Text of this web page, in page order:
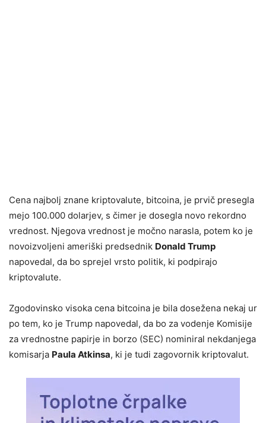
Cena najbolj znane kriptovalute, bitcoina, je prvič presegla
mejo 100.000 dolarjev, s čimer je dosegla novo rekordno
vrednost. Njegova vrednost je močno narasla, potem ko je
novoizvoljeni ameriški predsednik Donald Trump
napovedal, da bo sprejel vrsto politik, ki podpirajo
kriptovalute.
Zgodovinsko visoka cena bitcoina je bila dosežena nekaj ur
po tem, ko je Trump napovedal, da bo za vodenje Komisije
za vrednostne papirje in borzo (SEC) nominiral nekdanjega
komisarja Paula Atkinsa, ki je tudi zagovornik kriptovalut.